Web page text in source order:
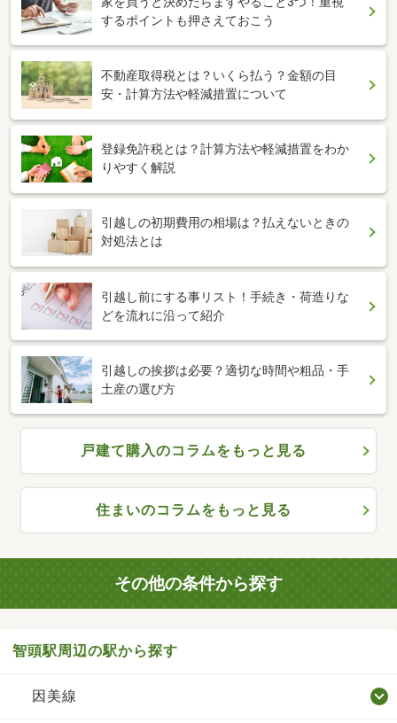
するポイントも押さえておこう
不動産取得税とは？いくら払う？金額の目
安・計算方法や軽減措置について
登録免許税とは？計算方法や軽減措置をわか
りやすく解説
引越しの初期費用の相場は？払えないときの
対処法とは
引越し前にする事リスト！手続き・荷造りな
どを流れに沿って紹介
引越しの挨拶は必要？適切な時間や粗品・手
土産の選び方
戸建て購入のコラムをもっと見る
住まいのコラムをもっと見る
その他の条件から探す
智頭駅周辺の駅から探す
因美線